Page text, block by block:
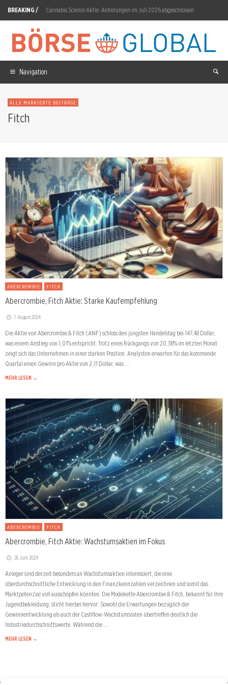
BREAKING / Cannabis Science Aktie: Anhörungen im Juli 2026 abgeschlossen
Evotec Aktie: 30-Prozent-Kurseinbruch nach Gewinnwarnung
Almonty Aktie: Sangdong verarbeitet seit Juli 2026
D-Wave Quantum Aktie: 8,81-Prozent-Einbruch nach Q2-Zahlen
Rheinmetall Aktie: Free Cashflow sackt auf minus 1,616 Milliarden
Navigation
ALLE MARKIERTE BEITRÄGE
Fitch
ABERCROMBIE FITCH
Abercrombie, Fitch Aktie: Starke Kaufempfehlung
1. August 2024
Die Aktie von Abercrombie & Fitch (ANF) schloss den jüngsten Handelstag bei 147,48 Dollar,
was einem Anstieg von 1,01% entspricht. Trotz eines Rückgangs von 20,38% im letzten Monat
zeigt sich das Unternehmen in einer starken Position. Analysten erwarten für das kommende
Quartal einen Gewinn pro Aktie von 2,11 Dollar, was …
MEHR LESEN →
ABERCROMBIE FITCH
Abercrombie, Fitch Aktie: Wachstumsaktien im Fokus
26. Juni 2024
Anleger sind derzeit besonders an Wachstumsaktien interessiert, die eine
überdurchschnittliche Entwicklung in den Finanzkennzahlen verzeichnen und somit das
Marktpotenzial voll ausschöpfen könnten. Die Modekette Abercrombie & Fitch, bekannt für ihre
Jugendbekleidung, sticht hierbei hervor: Sowohl die Erwartungen bezüglich der
Gewinnentwicklung als auch der Cashflow-Wachstumsraten übertreffen deutlich die
Industriedurchschnittswerte. Während die …
MEHR LESEN →